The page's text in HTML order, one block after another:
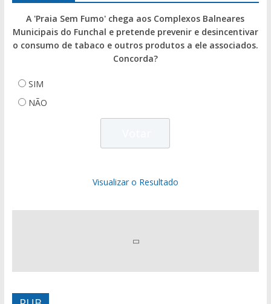
A 'Praia Sem Fumo' chega aos Complexos Balneares
Municipais do Funchal e pretende prevenir e desincentivar
o consumo de tabaco e outros produtos a ele associados.
Concorda?
SIM
NÃO
Visualizar o Resultado